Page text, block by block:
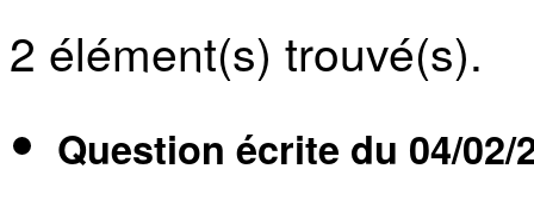
2 élément(s) trouvé(s).
Question écrite du 04/02/